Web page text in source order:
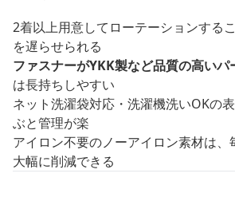
2着以上用意してローテーションする
を遅らせられる
ファスナーがYKK製など品質の高い
は長持ちしやすい
ネット洗濯袋対応・洗濯機洗いOKの
ぶと管理が楽
アイロン不要のノーアイロン素材は、
大幅に削減できる